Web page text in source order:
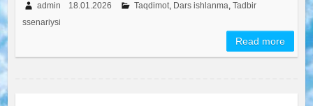
admin 18.01.2026 Taqdimot, Dars ishlanma, Tadbir
ssenariysi
Read more